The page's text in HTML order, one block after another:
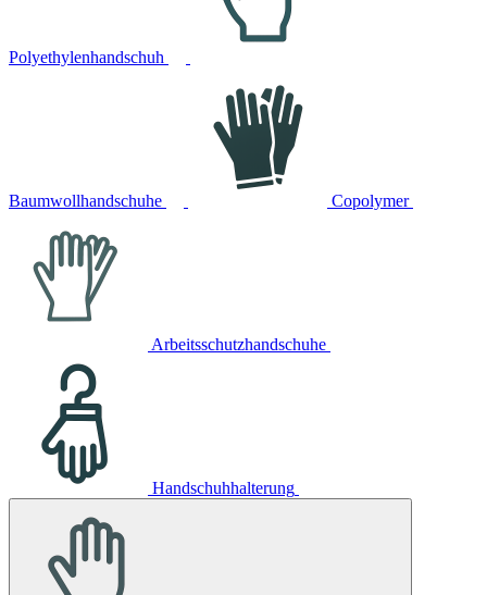
Polyethylenhandschuh
Baumwollhandschuhe Copolymer
Arbeitsschutzhandschuhe
Handschuhhalterung